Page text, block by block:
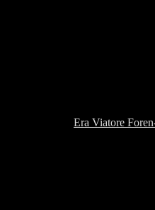
Era Viatore